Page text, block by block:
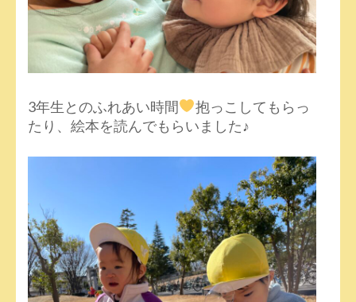
3年生とのふれあい時間
抱っこしてもらっ
たり、絵本を読んでもらいました♪